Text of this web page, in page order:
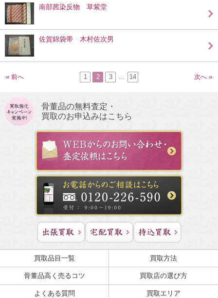
南部茜染反物 草紫堂
佐賀錦袋帯 木村佐次男
« 前へ 1 2 3 ... 14 次へ »
骨董品の無料査定・
買取のお申込みはこちら
買取品目一覧 買取方法
骨董品高く売るコツ 買取店の選び方
よくある質問 買取エリア